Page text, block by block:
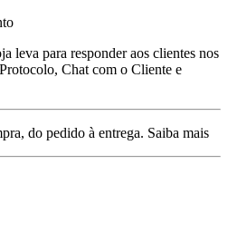
leva para responder aos clientes nos
Chat com o Cliente e
do pedido à entrega. Saiba mais